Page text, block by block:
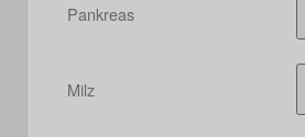
Pankreas
Milz